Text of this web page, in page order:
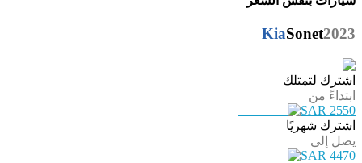
KiaSonet2023
اشترك لتمتلك
ابتداءً من
SAR 2550
اشترك شهريًا
يصل إلى
SAR 4470